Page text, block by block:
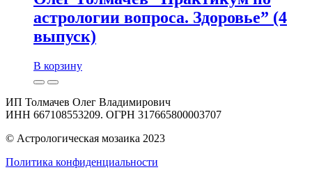
астрологии вопроса. Здоровье” (4
выпуск)
В корзину
ИП Толмачев Олег Владимирович
ИНН 667108553209. ОГРН 317665800003707
© Астрологическая мозаика 2023
Политика конфиденциальности